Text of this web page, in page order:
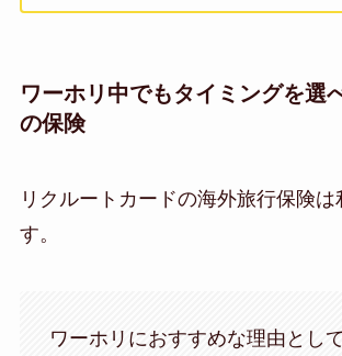
ワーホリ中でもタイミングを選
の保険
リクルートカードの海外旅行保険
す。
ワーホリにおすすめな理由とし